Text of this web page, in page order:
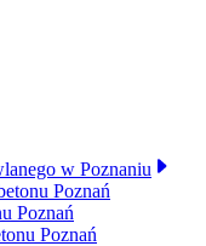
w Poznaniu
Poznań
Poznań
Poznań